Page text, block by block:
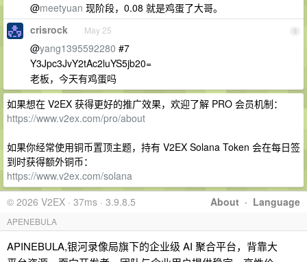
@meetyuan 现阶段，0.08 就是鸡蛋了大哥。
9
crisrock May 25
@yang1395592280 #7
Y3Jpc3JvY2tAc2luYS5jb20=
老板，今天有鸡蛋吗
如果想在 V2EX 获得更好的推广效果，欢迎了解 PRO 会员机制：
https://www.v2ex.com/pro/about
如果你经常使用铜币置顶主题，持有 V2EX Solana Token 会在每日签
到时获得额外铜币：
https://www.v2ex.com/solana
About · Language
© 2026 V2EX · 37ms · 3.9.8.5
APENEBULA
APINEBULA,银河录像局旗下的企业级 AI 聚合平台，背靠大